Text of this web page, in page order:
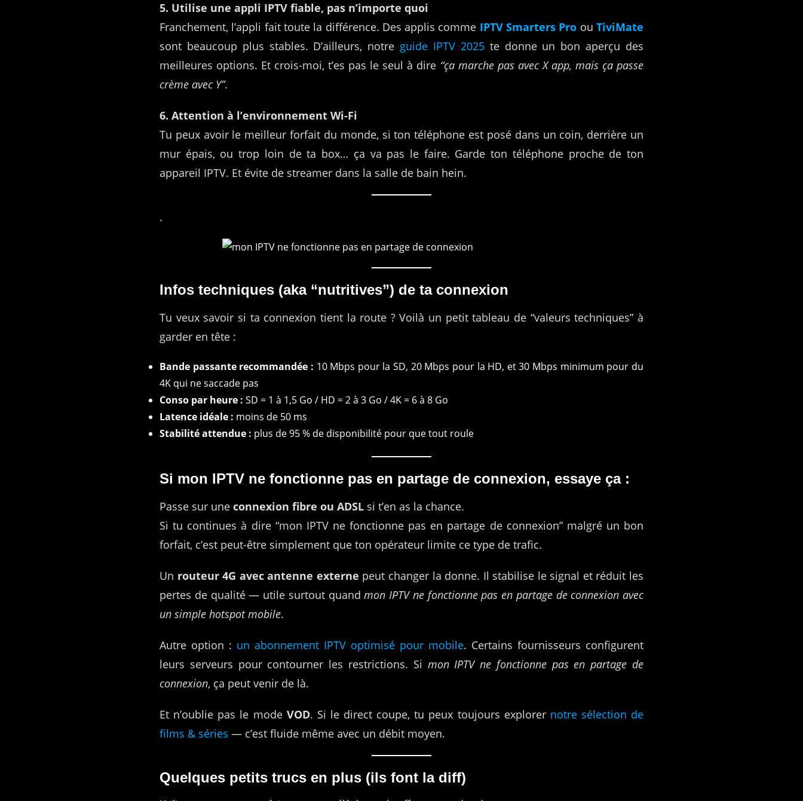
5. Utilise une appli IPTV fiable, pas n’importe quoi
Franchement, l’appli fait toute la différence. Des applis comme IPTV Smarters Pro ouTiviMate
sont beaucoup plus stables. D’ailleurs, notre guide IPTV 2025te donne un bon aperçu des
meilleures options. Et crois-moi, t’es pas le seul à dire “ça marche pas avec X app, mais ça passe
crème avec Y”.
6. Attention à l’environnement Wi-Fi
Tu peux avoir le meilleur forfait du monde, si ton téléphone est posé dans un coin, derrière un
mur épais, ou trop loin de ta box… ça va pas le faire. Garde ton téléphone proche de ton
appareil IPTV. Et évite de streamer dans la salle de bain hein.
.
Infos techniques (aka “nutritives”) de ta connexion
Tu veux savoir si ta connexion tient la route ? Voilà un petit tableau de “valeurs techniques” à
garder en tête :
Bande passante recommandée : 10 Mbps pour la SD, 20 Mbps pour la HD, et 30 Mbps minimum pour du
4K qui ne saccade pas
Conso par heure : SD = 1 à 1,5 Go / HD = 2 à 3 Go / 4K = 6 à 8 Go
Latence idéale : moins de 50 ms
Stabilité attendue : plus de 95 % de disponibilité pour que tout roule
Si mon IPTV ne fonctionne pas en partage de connexion, essaye ça :
Passe sur une connexion fibre ou ADSL si t’en as la chance.
Si tu continues à dire “mon IPTV ne fonctionne pas en partage de connexion” malgré un bon
forfait, c’est peut-être simplement que ton opérateur limite ce type de trafic.
Un routeur 4G avec antenne externe peut changer la donne. Il stabilise le signal et réduit les
pertes de qualité — utile surtout quandmon IPTV ne fonctionne pas en partage de connexion avec
un simple hotspot mobile.
Autre option : un abonnement IPTV optimisé pour mobile. Certains fournisseurs configurent
leurs serveurs pour contourner les restrictions. Si mon IPTV ne fonctionne pas en partage de
connexion, ça peut venir de là.
Et n’oublie pas le mode VOD. Si le direct coupe, tu peux toujours explorer notre sélection de
films & séries — c’est fluide même avec un débit moyen.
Quelques petits trucs en plus (ils font la diff)